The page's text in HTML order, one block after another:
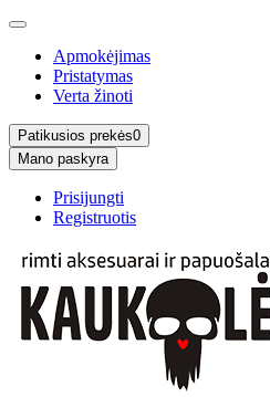
Apmokėjimas
Pristatymas
Verta žinoti
Patikusios prekės0
Mano paskyra
Prisijungti
Registruotis